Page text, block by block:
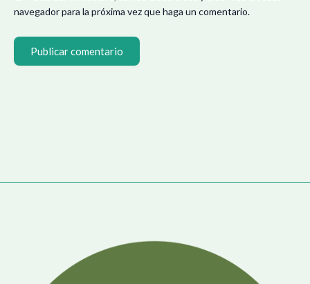
navegador para la próxima vez que haga un comentario.